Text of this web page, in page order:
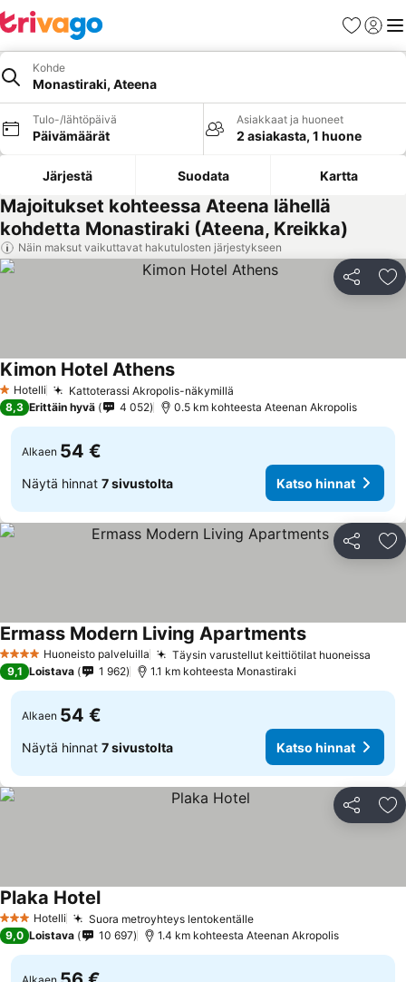
Suosikit
Kohde
Monastiraki, Ateena
Tulo-/lähtöpäivä
Päivämäärät
Asiakkaat ja huoneet
2 asiakasta, 1 huone
Järjestä Suodata Kartta
Majoitukset kohteessa Ateena lähellä
kohdetta Monastiraki (Ateena, Kreikka)
Näin maksut vaikuttavat hakutulosten järjestykseen
Jaa
1 Tähtiluokitus
Hotelli Kattoterassi Akropolis-näkymillä
Kimon Hotel Athens
8,3 Erittäin hyvä 4 052 0.5 km kohteesta Ateenan Akropolis
Alkaen 54 €
Näytä hinnat 7 sivustolta Katso hinnat
Jaa
4 TähtiluokitusHuoneisto palveluilla Täysin varustellut keittiötilat huoneissa
Ermass Modern Living Apartments
9,1 Loistava 1 962 1.1 km kohteesta Monastiraki
Alkaen 54 €
Näytä hinnat 7 sivustolta Katso hinnat
Jaa
3 Tähtiluokitus
Hotelli Suora metroyhteys lentokentälle
Plaka Hotel
9,0 Loistava 10 697 1.4 km kohteesta Ateenan Akropolis
Alkaen